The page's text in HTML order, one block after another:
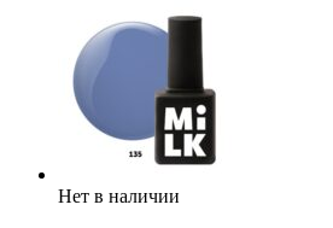
Нет в наличии